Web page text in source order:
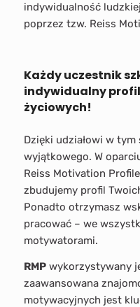
indywidualność
poprzez tzw. Reiss
Każdy uczestnik
indywidualny
życiowych!
Dzięki udziałowi w
wyjątkowego. W
Reiss Motivation
zbudujemy profil
Ponadto otrzymasz
pracować – we
motywatorami.
RMPwykorzystywany
zaawansowana
motywacyjnych jest